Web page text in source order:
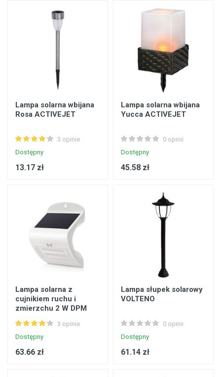
Lampa solarna wbijana
Rosa ACTIVEJET
3 opinie
Dostępny
13.17 zł
Lampa solarna wbijana
Yucca ACTIVEJET
0 opinii
Dostępny
45.58 zł
Lampa solarna z
cujnikiem ruchu i
zmierzchu 2 W DPM
3 opinie
Dostępny
63.66 zł
Lampa słupek solarowy
VOLTENO
0 opinii
Dostępny
61.14 zł